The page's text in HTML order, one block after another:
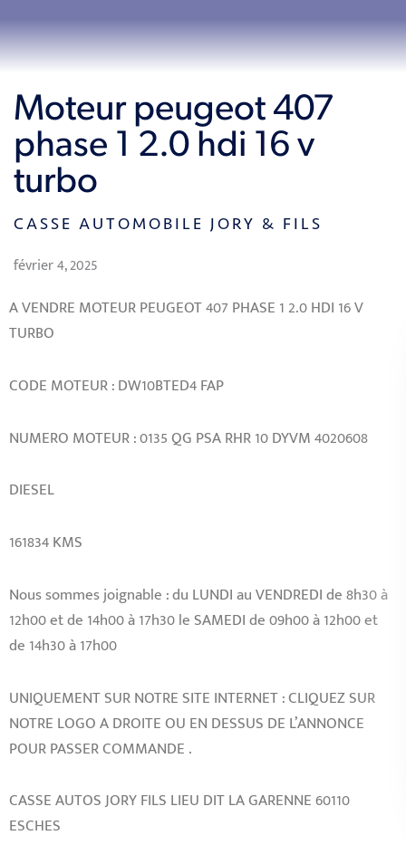
Moteur peugeot 407
phase 1 2.0 hdi 16 v
turbo
CASSE AUTOMOBILE JORY & FILS
février 4, 2025
A VENDRE MOTEUR PEUGEOT 407 PHASE 1 2.0 HDI 16 V
TURBO
CODE MOTEUR : DW10BTED4 FAP
NUMERO MOTEUR : 0135 QG PSA RHR 10 DYVM 4020608
DIESEL
161834 KMS
Nous sommes joignable : du LUNDI au VENDREDI de 8h30 à
12h00 et de 14h00 à 17h30 le SAMEDI de 09h00 à 12h00 et
de 14h30 à 17h00
UNIQUEMENT SUR NOTRE SITE INTERNET : CLIQUEZ SUR
NOTRE LOGO A DROITE OU EN DESSUS DE L’ANNONCE
POUR PASSER COMMANDE .
CASSE AUTOS JORY FILS LIEU DIT LA GARENNE 60110
ESCHES